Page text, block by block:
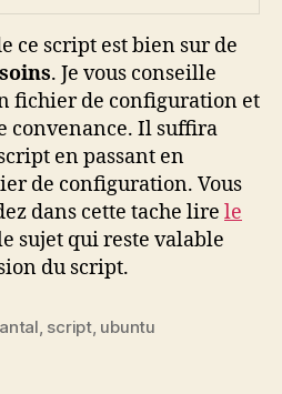
ce script est bien sur de
. Je vous conseille
fichier de configuration et
convenance. Il suffira
en passant en
de configuration. Vous
dans cette tache lire le
sujet qui reste valable
du script.
, script, ubuntu